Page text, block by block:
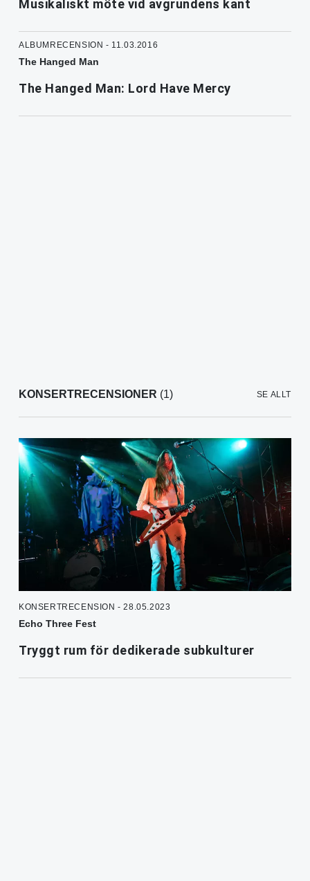
Musikaliskt möte vid avgrundens kant
ALBUMRECENSION - 11.03.2016
The Hanged Man
The Hanged Man: Lord Have Mercy
KONSERTRECENSIONER (1) SE ALLT
KONSERTRECENSION - 28.05.2023
Echo Three Fest
Tryggt rum för dedikerade subkulturer